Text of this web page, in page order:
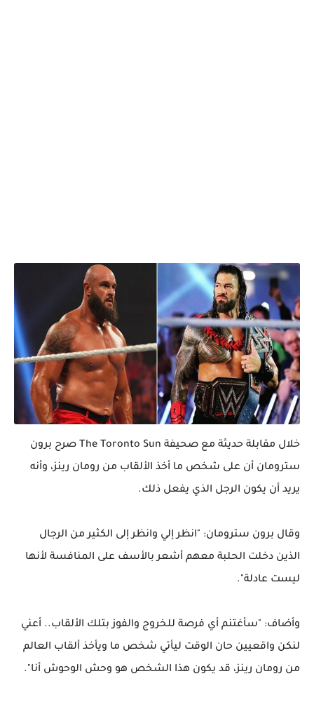
خلال مقابلة حديثة مع صحيفة The Toronto Sun صرح برون
سترومان أن على شخص ما أخذ الألقاب من رومان رينز، وأنه
يريد أن يكون الرجل الذي يفعل ذلك.
وقال برون سترومان: "انظر إلي وانظر إلى الكثير من الرجال
الذين دخلت الحلبة معهم أشعر بالأسف على المنافسة لأنها
ليست عادلة".
وأضاف: "سأغتنم أي فرصة للخروج والفوز بتلك الألقاب.. أعني
لنكن واقعيين حان الوقت ليأتي شخص ما ويأخذ ألقاب العالم
من رومان رينز، قد يكون هذا الشخص هو وحش الوحوش أنا".